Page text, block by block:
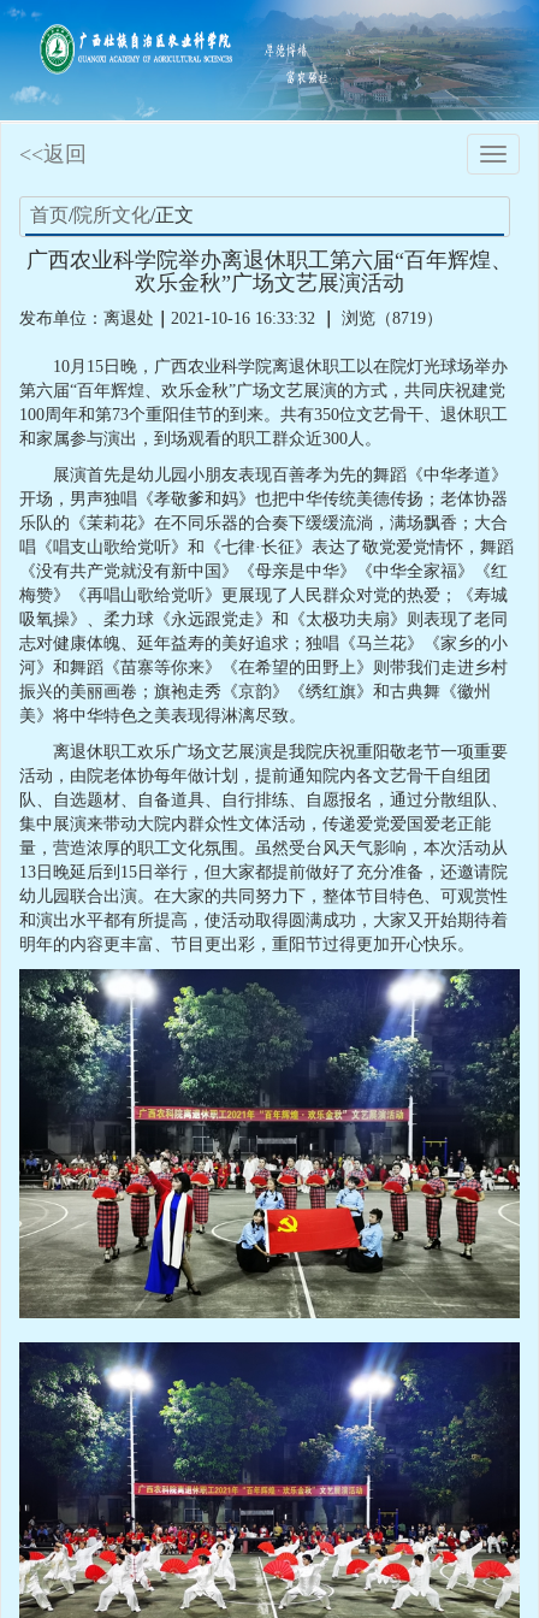
Toggle
<<返回
首页/院所文化/正文
广西农业科学院举办离退休职工第六届“百年辉煌、
欢乐金秋”广场文艺展演活动
发布单位：离退处 2021-10-16 16:33:32 浏览（8719）
10月15日晚，广西农业科学院离退休职工以在院灯光球场举办
第六届“百年辉煌、欢乐金秋”广场文艺展演的方式，共同庆祝建党
100周年和第73个重阳佳节的到来。共有350位文艺骨干、退休职工
和家属参与演出，到场观看的职工群众近300人。
展演首先是幼儿园小朋友表现百善孝为先的舞蹈《中华孝道》
开场，男声独唱《孝敬爹和妈》也把中华传统美德传扬；老体协器
乐队的《茉莉花》在不同乐器的合奏下缓缓流淌，满场飘香；大合
唱《唱支山歌给党听》和《七律·长征》表达了敬党爱党情怀，舞蹈
《没有共产党就没有新中国》《母亲是中华》《中华全家福》《红
梅赞》《再唱山歌给党听》更展现了人民群众对党的热爱；《寿城
吸氧操》、柔力球《永远跟党走》和《太极功夫扇》则表现了老同
志对健康体魄、延年益寿的美好追求；独唱《马兰花》《家乡的小
河》和舞蹈《苗寨等你来》《在希望的田野上》则带我们走进乡村
振兴的美丽画卷；旗袍走秀《京韵》《绣红旗》和古典舞《徽州
美》将中华特色之美表现得淋漓尽致。
离退休职工欢乐广场文艺展演是我院庆祝重阳敬老节一项重要
活动，由院老体协每年做计划，提前通知院内各文艺骨干自组团
队、自选题材、自备道具、自行排练、自愿报名，通过分散组队、
集中展演来带动大院内群众性文体活动，传递爱党爱国爱老正能
量，营造浓厚的职工文化氛围。虽然受台风天气影响，本次活动从
13日晚延后到15日举行，但大家都提前做好了充分准备，还邀请院
幼儿园联合出演。在大家的共同努力下，整体节目特色、可观赏性
和演出水平都有所提高，使活动取得圆满成功，大家又开始期待着
明年的内容更丰富、节目更出彩，重阳节过得更加开心快乐。